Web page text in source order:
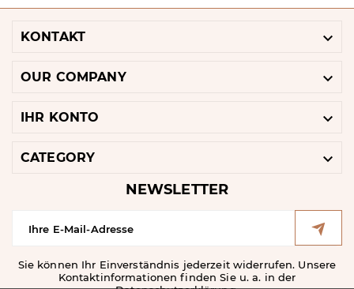
KONTAKT 
OUR COMPANY 
IHR KONTO 
CATEGORY 
NEWSLETTER
Sie können Ihr Einverständnis jederzeit widerrufen. Unsere
Kontaktinformationen finden Sie u. a. in der